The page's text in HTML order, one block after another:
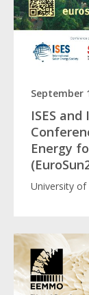
September
ISES
Energy
University of